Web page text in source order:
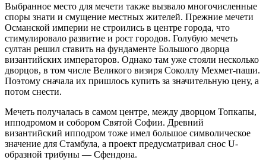
Выбранное место для мечети также вызвало многочисленные
споры знати и смущение местных жителей. Прежние мечети
Османской империи не строились в центре города, что
стимулировало развитие и рост городов. Голубую мечеть
султан решил ставить на фундаменте Большого дворца
византийских императоров. Однако там уже стояли несколько
дворцов, в том числе Великого визиря Соколлу Мехмет-паши.
Поэтому сначала их пришлось купить за значительную цену, а
потом снести.
Мечеть получалась в самом центре, между дворцом Топкапы,
ипподромом и собором Святой Софии. Древний
византийский ипподром тоже имел большое символическое
значение для Стамбула, а проект предусматривал снос U-
образной трибуны — Сфендона.